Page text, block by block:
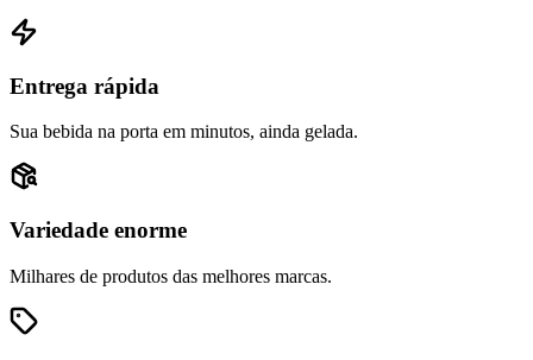
Entrega rápida
Sua bebida na porta em minutos, ainda gelada.
Variedade enorme
Milhares de produtos das melhores marcas.